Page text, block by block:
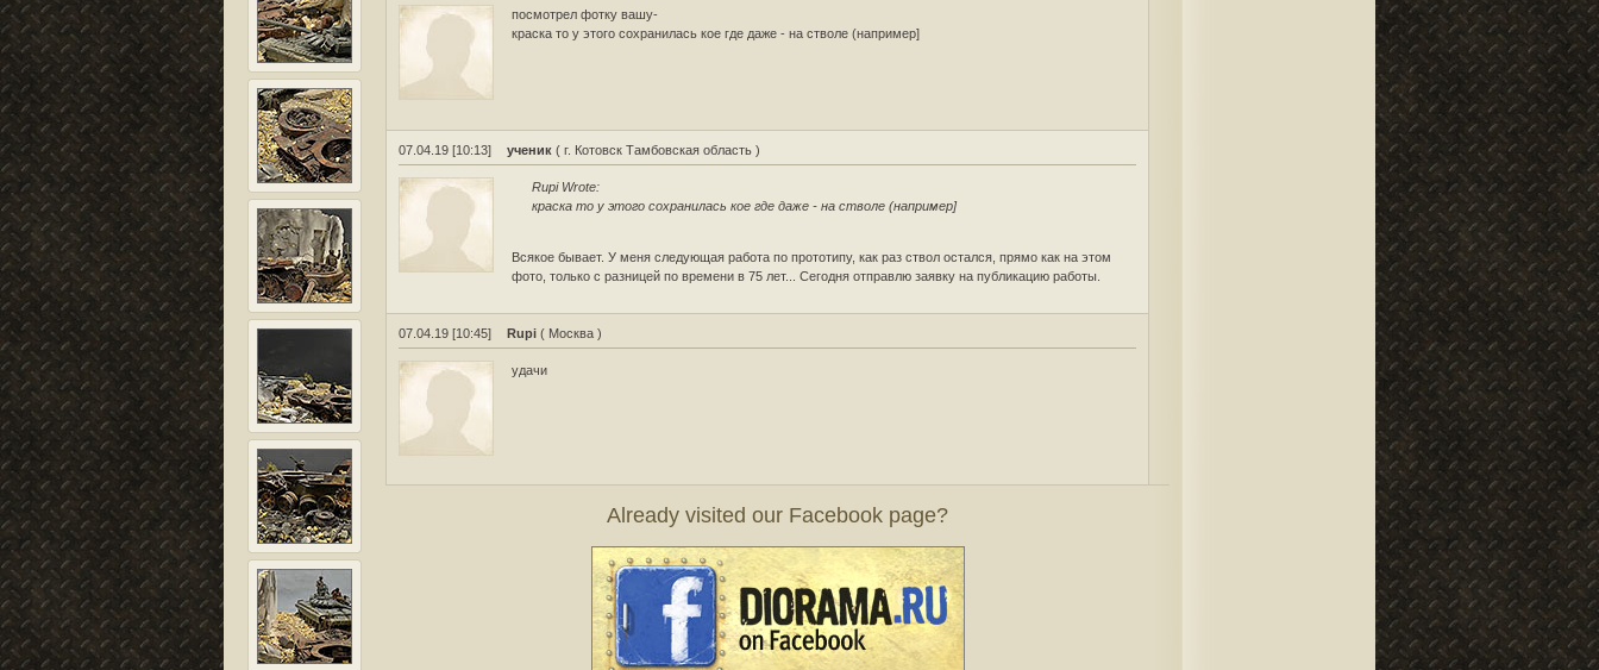
посмотрел фотку вашу-
краска то у этого сохранилась кое где даже - на стволе (например]
07.04.19 [10:13] ученик ( г. Котовск Тамбовская область )
Rupi Wrote:
краска то у этого сохранилась кое где даже - на стволе (например]
Всякое бывает. У меня следующая работа по прототипу, как раз ствол остался, прямо как на этом
фото, только с разницей по времени в 75 лет... Сегодня отправлю заявку на публикацию работы.
07.04.19 [10:45] Rupi ( Москва )
удачи
Already visited our Facebook page?